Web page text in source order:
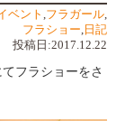
ベント フラガール
フラショー 日記
投稿日:2017.12.22
フラショーをさ